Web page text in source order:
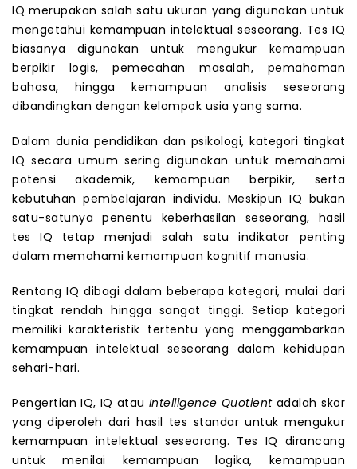
IQ merupakan salah satu ukuran yang digunakan untuk
mengetahui kemampuan intelektual seseorang. Tes IQ
biasanya digunakan untuk mengukur kemampuan
berpikir logis, pemecahan masalah, pemahaman
bahasa, hingga kemampuan analisis seseorang
dibandingkan dengan kelompok usia yang sama.
Dalam dunia pendidikan dan psikologi, kategori tingkat
IQ secara umum sering digunakan untuk memahami
potensi akademik, kemampuan berpikir, serta
kebutuhan pembelajaran individu. Meskipun IQ bukan
satu-satunya penentu keberhasilan seseorang, hasil
tes IQ tetap menjadi salah satu indikator penting
dalam memahami kemampuan kognitif manusia.
Rentang IQ dibagi dalam beberapa kategori, mulai dari
tingkat rendah hingga sangat tinggi. Setiap kategori
memiliki karakteristik tertentu yang menggambarkan
kemampuan intelektual seseorang dalam kehidupan
sehari-hari.
Pengertian IQ, IQ atau Intelligence Quotientadalah skor
yang diperoleh dari hasil tes standar untuk mengukur
kemampuan intelektual seseorang. Tes IQ dirancang
untuk menilai kemampuan logika, kemampuan